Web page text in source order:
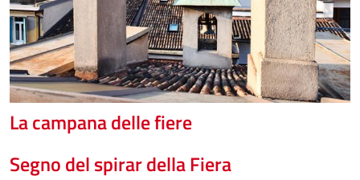
La campana delle fiere
Segno del spirar della Fiera